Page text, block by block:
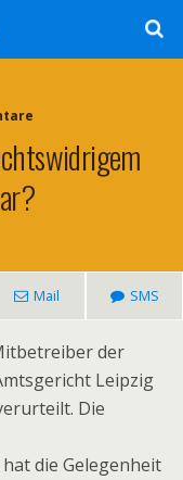
Mail SMS
der
Leipzig
Die
die Gelegenheit